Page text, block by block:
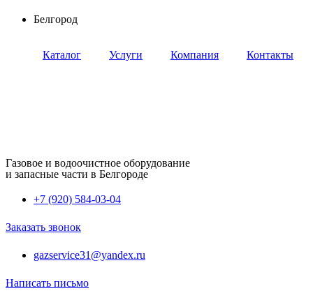
Перейти
содержимому
Белгород
Каталог Услуги Компания Контакты
Газовое и водоочистное оборудование
и запасные части в Белгороде
+7 (920) 584-03-04
Заказать звонок
gazservice31@yandex.ru
Написать письмо